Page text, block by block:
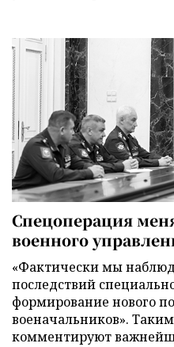
Спецоперация
военного
«Фактически мы
последствий
формирование нового
военачальников».
комментируют